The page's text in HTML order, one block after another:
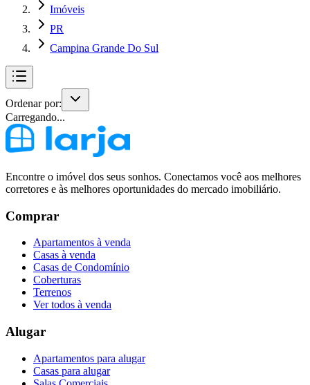
Imóveis
PR
Campina Grande Do Sul
Ordenar por:
Carregando...
Encontre o imóvel dos seus sonhos. Conectamos você aos melhores
corretores e às melhores oportunidades do mercado imobiliário.
Comprar
Apartamentos à venda
Casas à venda
Casas de Condomínio
Coberturas
Terrenos
Ver todos à venda
Alugar
Apartamentos para alugar
Casas para alugar